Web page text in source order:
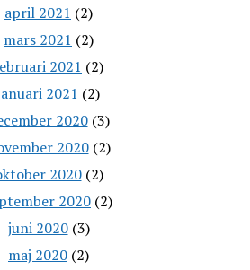
april 2021 (2)
mars 2021 (2)
2021 (2)
2021 (2)
2020(3)
2020(2)
2020(2)
2020 (2)
juni 2020(3)
maj 2020 (2)